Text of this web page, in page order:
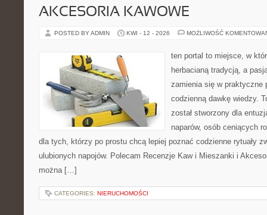
AKCESORIA KAWOWE
POSTED BY ADMIN KWI - 12 - 2026 MOŻLIWOŚĆ
ten portal to miejsce, w
herbacianą tradycją, a
zamienia się w praktyczne
codzienną dawkę wiedzy.
został stworzony dla
naparów, osób ceniących
dla tych, którzy po prostu chcą lepiej poznać codzienne rytuały
ulubionych napojów. Polecam Recenzje Kaw i Mieszanki i
można […]
CATEGORIES: NIERUCHOMOŚCI